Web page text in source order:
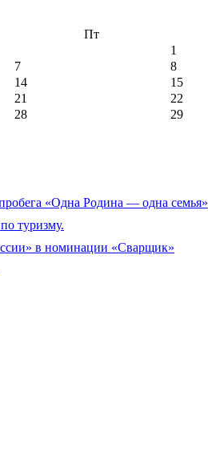
Пт
1
7 8
14 15
21 22
28 29
«Одна Родина — одна семья»
туризму.
в номинации «Сварщик»